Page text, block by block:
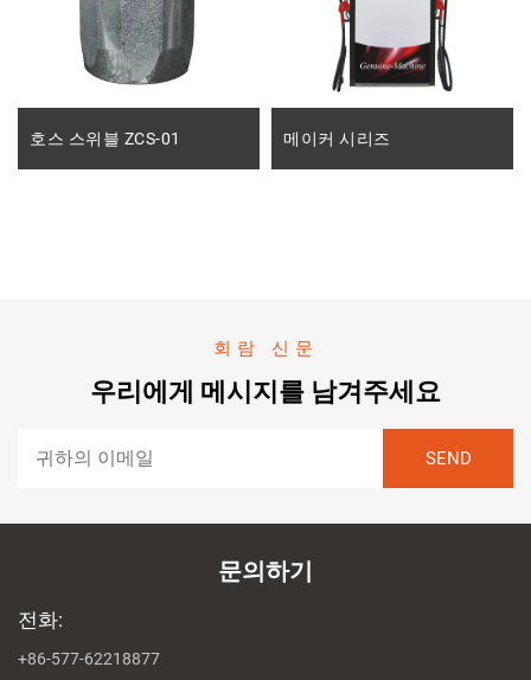
호스 스위블 ZCS-01 메이커 시리즈
회람 신문
우리에게 메시지를 남겨주세요
문의하기
전화:
+86-577-62218877